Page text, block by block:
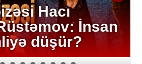
Hacı
İnsan
düşür?